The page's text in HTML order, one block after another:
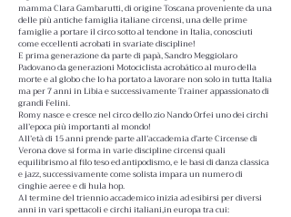
mamma Clara Gambarutti, di origine Toscana proveniente da una
delle più antiche famiglia italiane circensi, una delle prime
famiglie a portare il circo sotto al tendone in Italia, conosciuti
come eccellenti acrobati in svariate discipline!
E prima generazione da parte di papà, Sandro Meggiolaro
Padovano da generazioni Motociclista acrobático al muro della
morte e al globo che lo ha portato a lavorare non solo in tutta Italia
ma per 7 anni in Libia e successivamente Trainer appassionato di
grandi Felini.
Romy nasce e cresce nel circo dello zio Nando Orfei uno dei circhi
all’epoca più importanti al mondo!
All’età di 15 anni prende parte all’accademia d’arte Circense di
Verona dove si forma in varie discipline circensi quali
equilibrismo al filo teso ed antipodismo, e le basi di danza classica
e jazz, successivamente come solista impara un numero di
cinghie aeree e di hula hop.
Al termine del triennio accademico inizia ad esibirsi per diversi
anni in vari spettacoli e circhi italiani,in europa tra cui: